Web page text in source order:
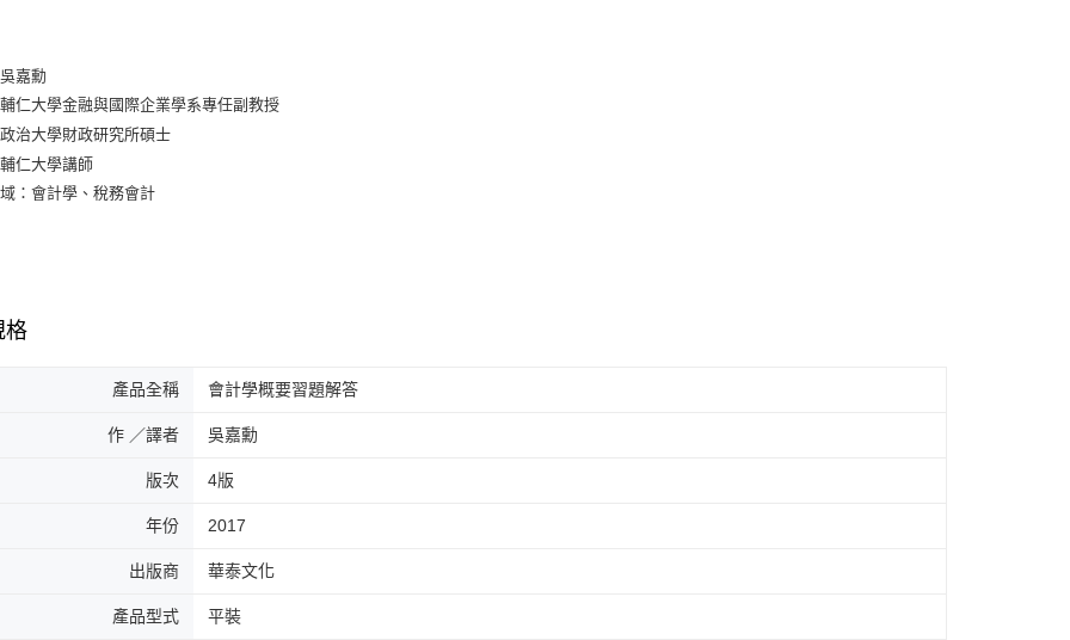
嘉勳
仁大學金融與國際企業學系專任副教授
治大學財政研究所碩士
仁大學講師
：會計學、稅務會計
格
產品全稱 會計學概要習題解答
作 ／譯者 吳嘉勳
版次 4版
年份 2017
出版商 華泰文化
產品型式 平裝